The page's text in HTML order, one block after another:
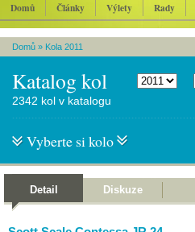
Domů Články Výlety Rady
Domů » Kola 2011
Katalog kol
2342 kol v katalogu
Vyberte si kolo
Detail Diskuze